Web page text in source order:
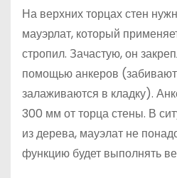
На верхних торцах стен
мауэрлат, который
стропил. Зачастую, он
помощью анкеров
залаживаются в кладку).
300 мм от торца стены. В
из дерева, мауэлат не
функцию будет выполнять